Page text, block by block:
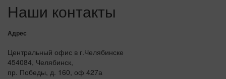
Наши контакты
Адрес
Центральный офис в г.Челябинске
454084, Челябинск,
пр. Победы, д. 160, оф 427а